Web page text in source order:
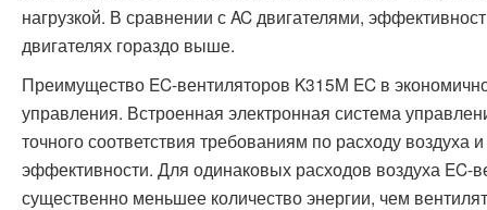
нагрузкой. В сравнении с AC двигателями,
двигателях гораздо выше.
Преимущество EC-вентиляторов K315M EC в
управления. Встроенная электронная система
точного соответствия требованиям по расходу воздуха
эффективности. Для одинаковых расходов воздуха EC-
существенно меньшее количество энергии, чем